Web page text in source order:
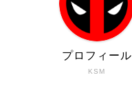
KSM
プロフィール